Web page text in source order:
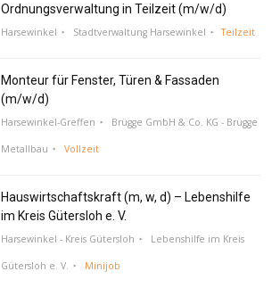
Ordnungsverwaltung in Teilzeit (m/w/d)
Harsewinkel Stadtverwaltung Harsewinkel Teilzeit
Monteur für Fenster, Türen & Fassaden
(m/w/d)
Harsewinkel-Greffen Brügge GmbH & Co. KG - Brügge
Metallbau Vollzeit
Hauswirtschaftskraft (m, w, d) – Lebenshilfe
im Kreis Gütersloh e. V.
Harsewinkel - Kreis Gütersloh Lebenshilfe im Kreis
Gütersloh e. V. Minijob